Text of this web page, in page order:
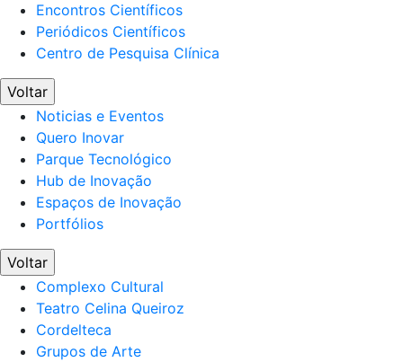
Encontros Científicos
Periódicos Científicos
Centro de Pesquisa Clínica
Voltar
Noticias e Eventos
Quero Inovar
Parque Tecnológico
Hub de Inovação
Espaços de Inovação
Portfólios
Voltar
Complexo Cultural
Teatro Celina Queiroz
Cordelteca
Grupos de Arte